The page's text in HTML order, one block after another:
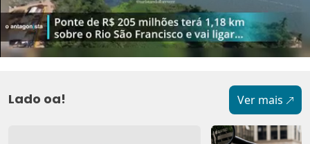
Lado oa! Ver mais